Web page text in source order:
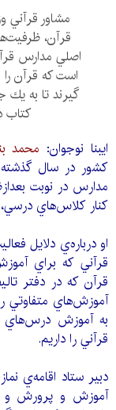
مشاور
قرآن،
اصلي مدارس
است كه قرآن را
گيرند تا به يك
كتاب
ايبنا نوجوان: محمد
مدارس در نوبت
كنار كلاس‌هاي درسي،
او درباره‌ي دلايل
قرآني كه براي
قرآن كه در دفتر
آموزش‌هاي متفاوتي
به آموزش درس‌هاي
قرآني را داريم.
دبير ستاد اقامه‌ي
آموزش و پرورش و